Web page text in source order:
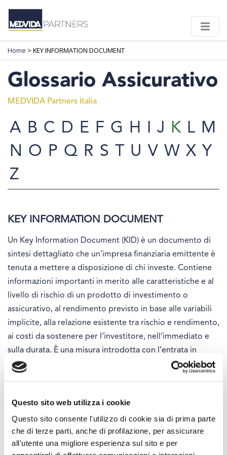
Questo sito web utilizza i cookie
Questo sito consente l'utilizzo di cookie sia di prima parte
che di terze parti, anche di profilazione, per assicurare
all'utente una migliore esperienza sul sito e per
Home > KEY INFORMATION DOCUMENT
Glossario Assicurativo
MEDVIDA Partners Italia
A B C D E F G H I J K L M
N O P Q R S T U V W X Y
Z
KEY INFORMATION DOCUMENT
Un Key Information Document (KID) è un documento di
sintesi dettagliato che un’impresa finanziaria emittente è
tenuta a mettere a disposizione di chi investe. Contiene
informazioni importanti in merito alle caratteristiche e al
livello di rischio di un prodotto di investimento o
assicurativo, al rendimento previsto in base alle variabili
implicite, alla relazione esistente tra rischio e rendimento,
ai costi da sostenere per l’investitore, nell’immediato e
sulla durata. È una misura introdotta con l’entrata in
vigore, a gennaio 2018, della direttiva europea MIFID 2,
documento standardizzato di facile e immediata
comprensione, finalizzato a una maggiore trasparenza e
pensato per garantire una più agevole comparazione, da
parte del futuro investitore, di diversi prodotti finanziari e